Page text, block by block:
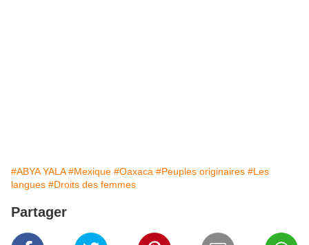
#ABYA YALA #Mexique #Oaxaca #Peuples originaires #Les
langues #Droits des femmes
Partager